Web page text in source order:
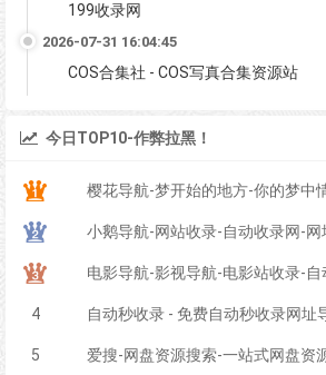
199收录网
2026-07-31 16:04:45
COS合集社 - COS写真合集资源站
今日TOP10-作弊拉黑！
樱花导航-梦开始的地方-你的梦中
小鹅导航-网站收录-自动收录网-
电影导航-影视导航-电影站收录-
4 自动秒收录 - 免费自动秒收录网址
5